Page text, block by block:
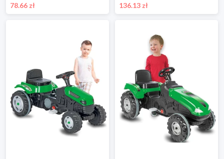
78.66 zł
136.13 zł